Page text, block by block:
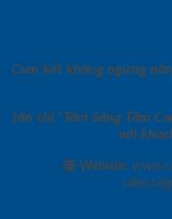
Cam kết không ngừng
tôn chỉ “Tâm Sáng Tầm
với
Website: